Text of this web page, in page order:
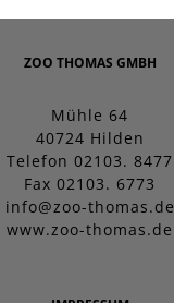
ZOO THOMAS GMBH
Mühle 64
40724 Hilden
Telefon 02103. 8477
Fax 02103. 6773
info@zoo-thomas.de
www.zoo-thomas.de